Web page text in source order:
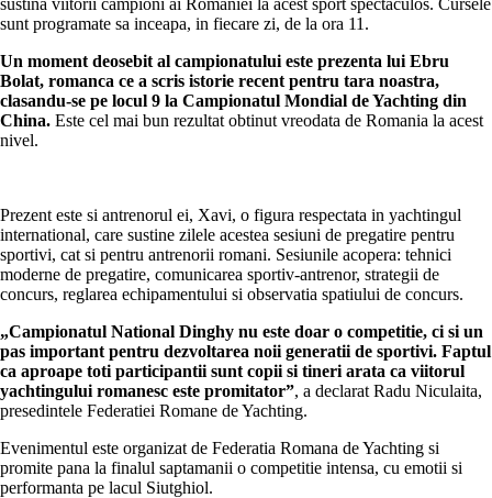
sunt programate sa inceapa, in fiecare zi, de la ora 11.
Un moment deosebit al campionatului este prezenta lui Ebru
Bolat, romanca ce a scris istorie recent pentru tara noastra,
clasandu-se pe locul 9 la Campionatul Mondial de Yachting din
China. Este cel mai bun rezultat obtinut vreodata de Romania la acest
nivel.
Prezent este si antrenorul ei, Xavi, o figura respectata in yachtingul
international, care sustine zilele acestea sesiuni de pregatire pentru
sportivi, cat si pentru antrenorii romani. Sesiunile acopera: tehnici
moderne de pregatire, comunicarea sportiv-antrenor, strategii de
concurs, reglarea echipamentului si observatia spatiului de concurs.
„Campionatul National Dinghy nu este doar o competitie, ci si un
pas important pentru dezvoltarea noii generatii de sportivi. Faptul
ca aproape toti participantii sunt copii si tineri arata ca viitorul
yachtingului romanesc este promitator”, a declarat Radu Niculaita,
presedintele Federatiei Romane de Yachting.
Evenimentul este organizat de Federatia Romana de Yachting si
promite pana la finalul saptamanii o competitie intensa, cu emotii si
performanta pe lacul Siutghiol.